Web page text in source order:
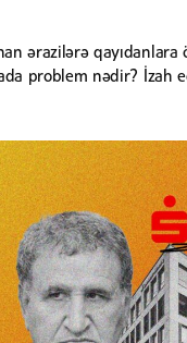
ərazilərə
problem nədir? İzah